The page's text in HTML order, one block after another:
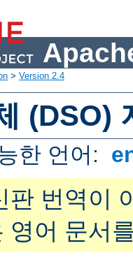
> Version 2.4
(DSO)
한 언어:
판 번역이
영어 문서